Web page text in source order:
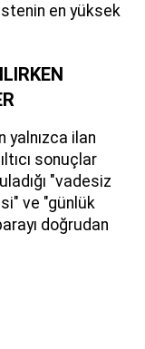
en yüksek
yalnızca ilan
sonuçlar
"vadesiz
ve "günlük
doğrudan